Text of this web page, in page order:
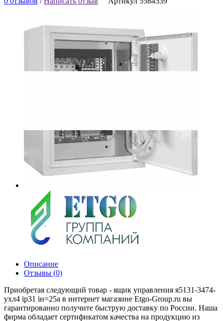
Описание
Отзывы (0)
Приобретая следующий товар - ящик управления я5131-3474-
ухл4 ip31 iн=25а в интернет магазине Etgo-Group.ru вы
гарантированно получите быструю доставку по России. Наша
фирма обладает сертификатом качества на продукцию из